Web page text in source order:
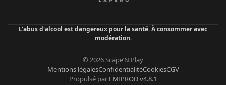
L'abus d'alcool est dangereux pour la santé. À consommer avec
modération.
© 2026 Scape’N Play
Mentions légalesConfidentialitéCookiesCGV
Propulsé par EMIPROD v4.8.1